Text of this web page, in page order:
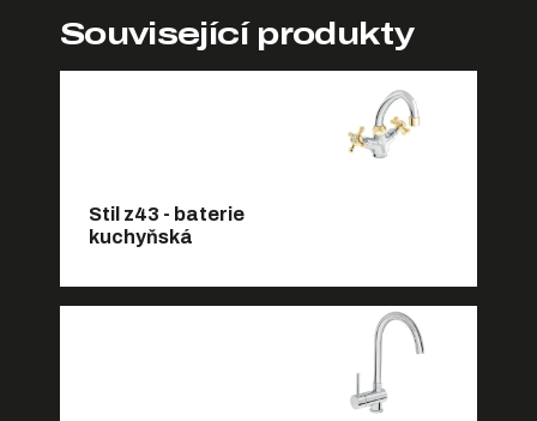
Související produkty
Stil z43 - baterie
kuchyňská